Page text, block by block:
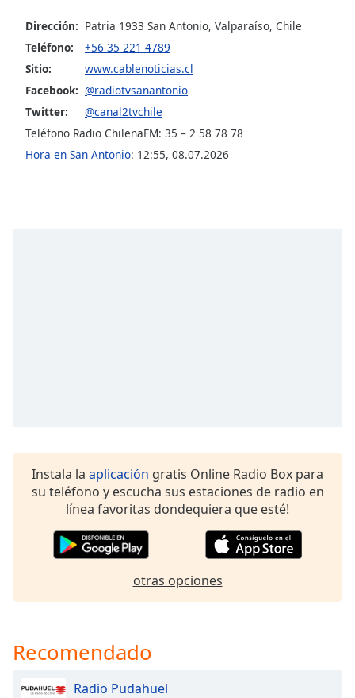
dialog
window.
cancel
close
window.
Area
Background
Color
Size
Text
Edge
Dirección: Patria 1933 San Antonio, Valparaíso, Chile
Teléfono:
+56 35 221 4789
Sitio:
www.cablenoticias.cl
Facebook: @radiotvsanantonio
Twitter:
@canal2tvchile
Teléfono Radio ChilenaFM: 35 – 2 58 78 78
Hora en San Antonio: 12:55, 08.07.2026
Instala la aplicación gratis Online Radio Box para
su teléfono y escucha sus estaciones de radio en
línea favoritas dondequiera que esté!
otras opciones
Recomendado
Radio Pudahuel